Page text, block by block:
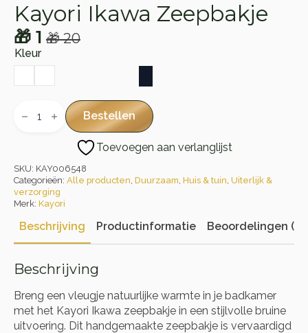
Kayori Ikawa Zeepbakje
🎁20
Oorspronkelijke
prijs
was:
🎁 20.
🎁 1
Huidige
prijs
is:
🎁 1.
Kleur
Ikawa
Zeepbakje
Bestellen
Toevoegen aan verlanglijst
SKU: KAY006548
Categorieën: Alle producten Duurzaam Huis & tuin Uiterlijk &
verzorging
Merk: Kayori
Beschrijving Productinformatie Beoordelingen (0)
Beschrijving
Breng een vleugje natuurlijke warmte in je badkamer
met het Kayori Ikawa zeepbakje in een stijlvolle bruine
uitvoering. Dit handgemaakte zeepbakje is vervaardigd